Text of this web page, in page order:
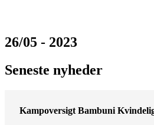
26/05 - 2023
Seneste nyheder
Kampoversigt Bambuni